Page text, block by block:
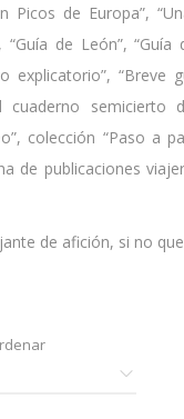
Picos de Europa”,
de León”, “Guía
explicatorio”, “Breve
cuaderno semicierto
colección “Paso a
de publicaciones
de afición, si no